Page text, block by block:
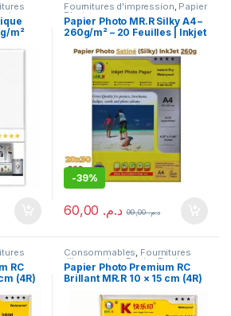
m²
Fournitures d'impression, Papier
Photo
Papier Photo MR.R Silky A4 –
260g/m² – 20 Feuilles | Inkjet
-39%
د.م. د.م.99,00
RC
(4R)
Consommables, Fournitures
d'impression Papier ,Papier
Photo
Papier Photo Premium RC
Brillant MR.R 10 × 15 cm (4R)